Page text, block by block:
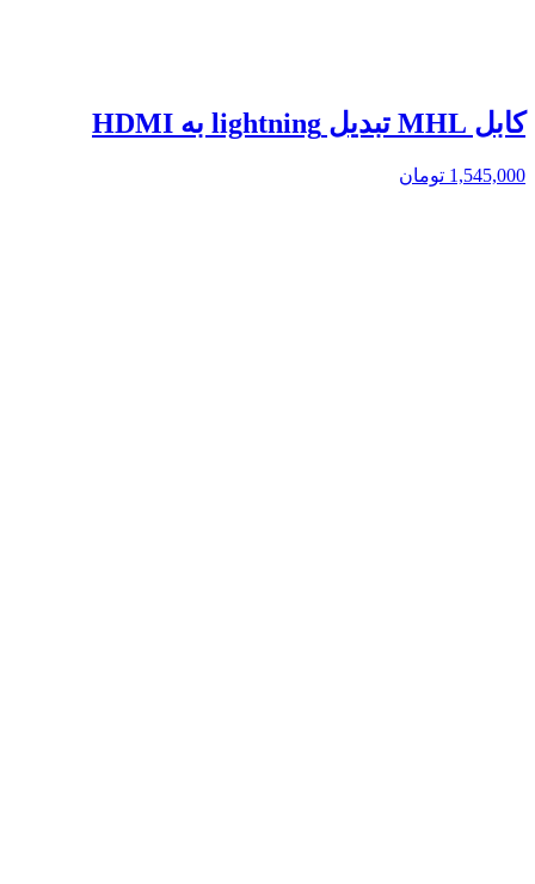
کابل MHL تبدیل lightning به HDMI
1,545,000 تومان